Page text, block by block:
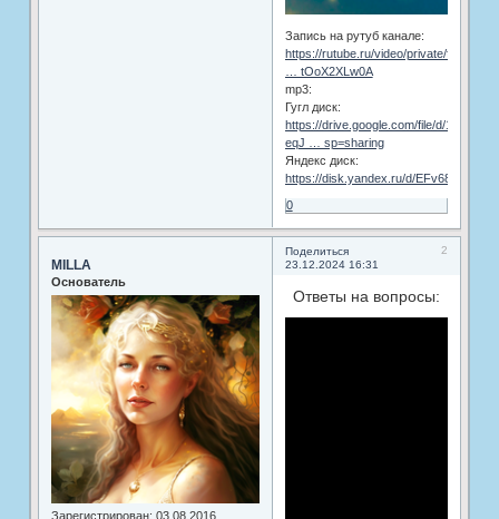
Запись на рутуб канале:
https://rutube.ru/video/private/fc57d85
… tOoX2XLw0A
mp3:
Гугл диск:
https://drive.google.com/file/d/10g-
eqJ … sp=sharing
Яндекс диск:
https://disk.yandex.ru/d/
0
Поделиться
2
23.12.2024 16:31
MILLA
Основатель
Зарегистрирован: 03.08.2016
Ответы на вопросы: